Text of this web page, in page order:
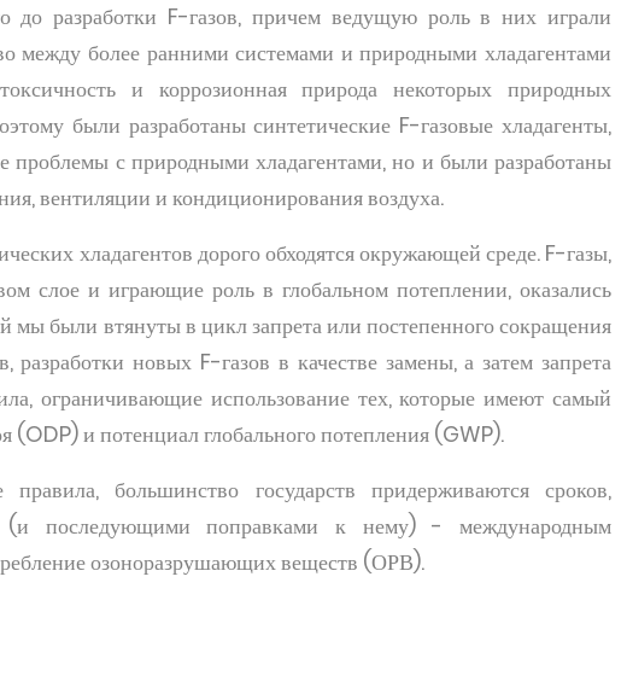
до разработки F-газов, причем ведущую роль в них играли
между более ранними системами и природными хладагентами
и коррозионная природа некоторых природных
были разработаны синтетические F-газовые хладагенты,
проблемы с природными хладагентами, но и были разработаны
вентиляции и кондиционирования воздуха.
хладагентов дорого обходятся окружающей среде. F-газы,
слое и играющие роль в глобальном потеплении, оказались
были втянуты в цикл запрета или постепенного сокращения
разработки новых F-газов в качестве замены, а затем запрета
ограничивающие использование тех, которые имеют самый
(ODP) и потенциал глобального потепления (GWP).
большинство государств придерживаются сроков,
(и последующими поправками к нему) - международным
озоноразрушающих веществ (ОРВ).